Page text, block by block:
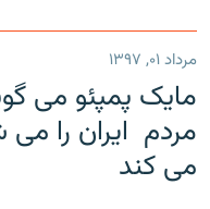
مرداد ۰۱, ۱۳۹۷
مایک پمپئو می
مردم ایران را می
می کند